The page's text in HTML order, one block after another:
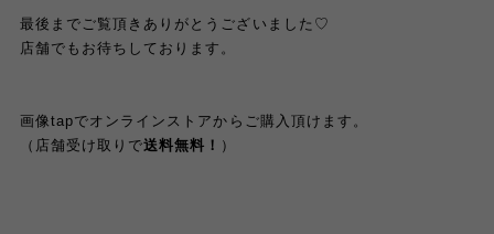
最後までご覧頂きありがとうございました♡
店舗でもお待ちしております。
画像tapでオンラインストアからご購入頂けます。
（店舗受け取りで送料無料！ ）